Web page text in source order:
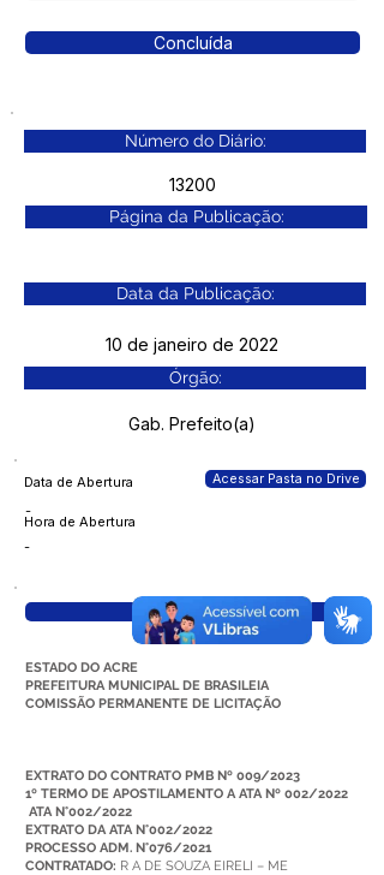
Concluída
Número do Diário:
13200
Página da Publicação:
Data da Publicação:
10 de janeiro de 2022
Órgão:
Gab. Prefeito(a)
Data de Abertura
-
Hora de Abertura
-
Acessar Pasta no Drive
Visualizar
ESTADO DO ACRE
PREFEITURA MUNICIPAL DE BRASILEIA
COMISSÃO PERMANENTE DE LICITAÇÃO
EXTRATO DO CONTRATO PMB Nº 009/2023
1º TERMO DE APOSTILAMENTO A ATA Nº 002/2022
ATA N°002/2022
EXTRATO DA ATA N°002/2022
PROCESSO ADM. N°076/2021
CONTRATADO: R A DE SOUZA EIRELI – ME